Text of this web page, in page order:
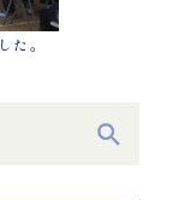
た。